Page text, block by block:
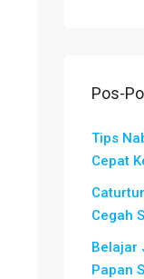
Pos-
Tips
Cepat
Cegah
Belajar
Papan